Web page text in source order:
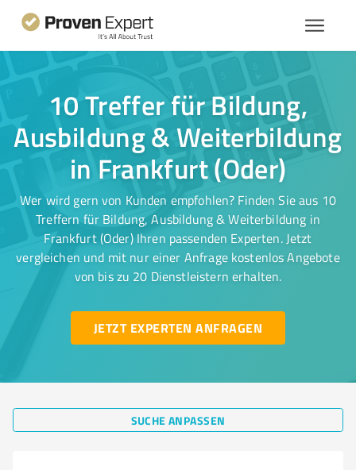
10 Treffer für Bildung,
Ausbildung & Weiterbildung
in Frankfurt (Oder)
Wer wird gern von Kunden empfohlen? Finden Sie aus 10
Treffern für Bildung, Ausbildung & Weiterbildung in
Frankfurt (Oder) Ihren passenden Experten. Jetzt
vergleichen und mit nur einer Anfrage kostenlos Angebote
von bis zu 20 Dienstleistern erhalten.
JETZT EXPERTEN ANFRAGEN
SUCHE ANPASSEN